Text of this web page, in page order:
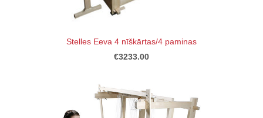
Stelles Eeva 4 nīškārtas/4 paminas
€3233.00